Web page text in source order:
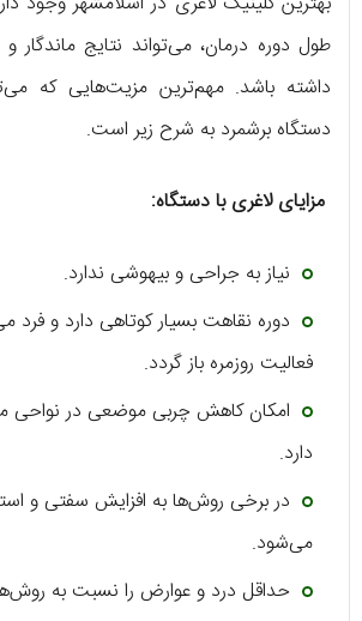
طول دوره درمان، می‌تواند نتایج ماندگار و
داشته باشد. مهم‌ترین مزیت‌هایی که
دستگاه برشمرد به شرح زیر است.
مزایای لاغری با دستگاه:
نیاز به جراحی و بیهوشی ندارد.
دوره نقاهت بسیار کوتاهی دارد و فرد
فعالیت روزمره باز گردد.
امکان کاهش چربی موضعی در نواحی
دارد.
در برخی روش‌ها به افزایش سفتی و
می‌شود.
حداقل درد و عوارض را نسبت به